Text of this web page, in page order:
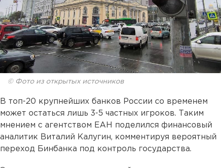
© Фото из открытых источников
В топ-20 крупнейших банков России со временем
может остаться лишь 3-5 частных игроков. Таким
мнением с агентством ЕАН поделился финансовый
аналитик Виталий Калугин, комментируя вероятный
переход Бинбанка под контроль государства.